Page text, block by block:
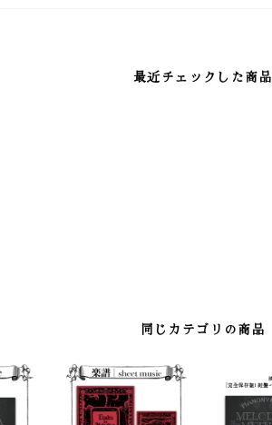
最近チェックした商品
同じカテゴリの商品